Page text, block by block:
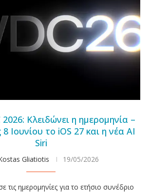
Κλειδώνει η ημερομηνία –
Ιουνίου το iOS 27 και η νέα AI
Siri
Gliatiotis 19/05/2026
τις ημερομηνίες για το ετήσιο συνέδριο